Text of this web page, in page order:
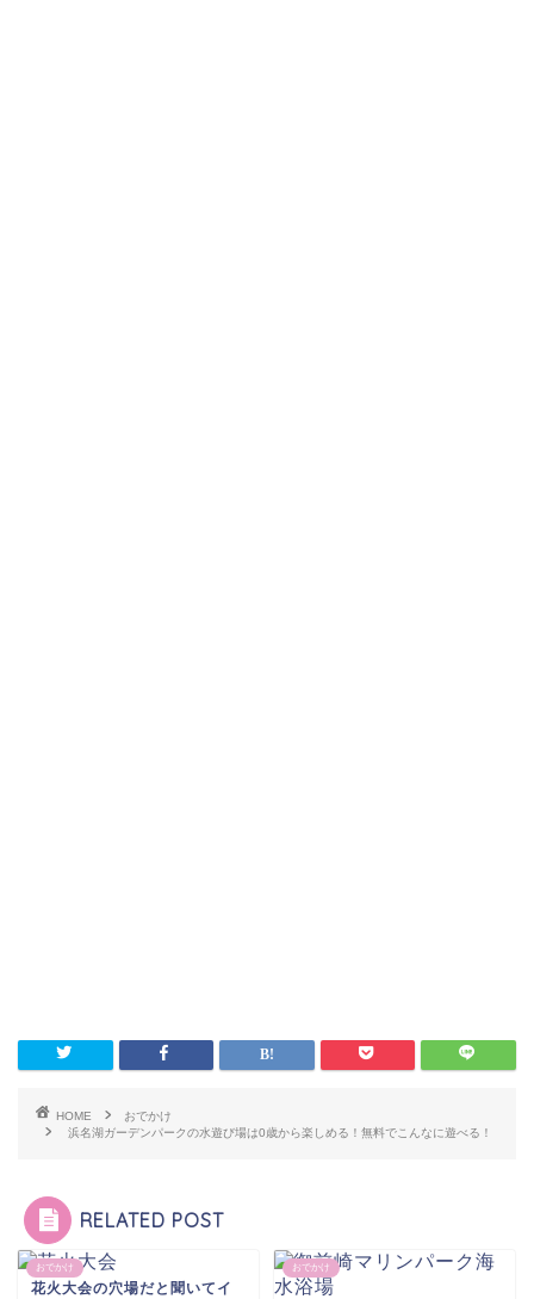
HOME
おでかけ
浜名湖ガーデンパークの水遊び場は0歳から楽しめる！無料でこんなに遊べる！
RELATED POST
おでかけ
花火大会の穴場だと聞いてイ
おでかけ